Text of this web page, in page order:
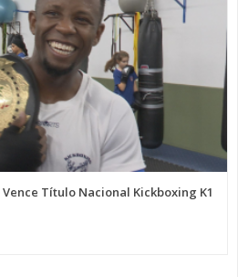
Título Nacional Kickboxing K1